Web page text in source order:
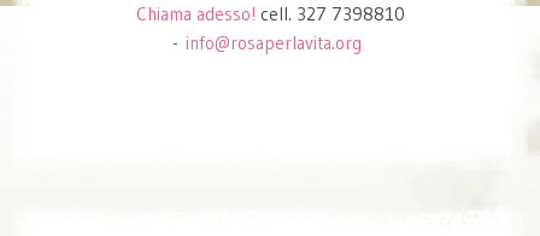
Chiama adesso! cell. 327 7398810
- info@rosaperlavita.org